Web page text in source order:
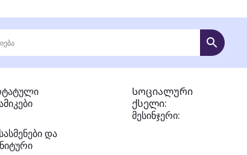
და
Სოციალური
ქსელი:
მესინჯერი: